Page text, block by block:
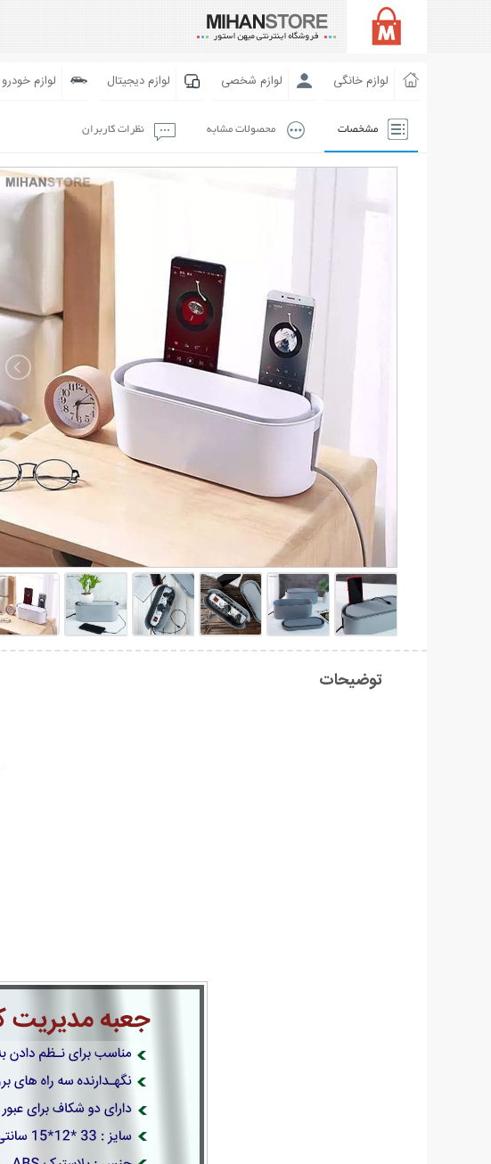
لوازم خانگی لوازم شخصی لوازم دیجیتال لوازم خودرو
مشخصات محصولات مشابه نظرات کاربران
توضیحات